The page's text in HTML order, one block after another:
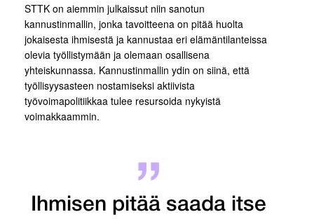
STTK on aiemmin julkaissut niin sanotun
kannustinmallin, jonka tavoitteena on pitää huolta
jokaisesta ihmisestä ja kannustaa eri elämäntilanteissa
olevia työllistymään ja olemaan osallisena
yhteiskunnassa. Kannustinmallin ydin on siinä, että
työllisyysasteen nostamiseksi aktiivista
työvoimapolitiikkaa tulee resursoida nykyistä
voimakkaammin.
Ihmisen pitää saada itse